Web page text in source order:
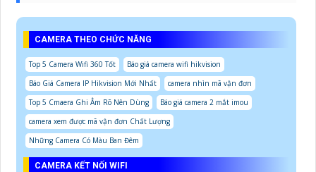
CAMERA THEO CHỨC NĂNG
Top 5 Camera Wifi 360 Tốt
Báo giá camera wifi hikvision
Báo Giá Camera IP Hikvision Mới Nhất
camera nhìn mã vận đơn
Top 5 Cmaera Ghi Âm Rõ Nên Dùng
Báo giá camera 2 mắt imou
camera xem được mã vận đơn Chất Lượng
Những Camera Có Màu Ban Đêm
CAMERA KẾT NỐI WIFI